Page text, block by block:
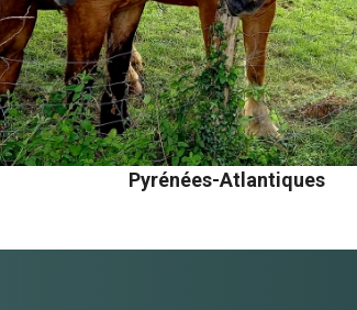
Pyrénées-Atlantiques